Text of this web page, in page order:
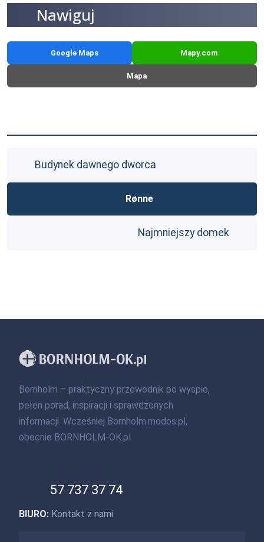
Nawiguj
Google Maps Mapy.com
Mapa
Budynek dawnego dworca
Rønne
Najmniejszy domek
Bornholm – praktyczny przewodnik po wyspie,
pełen porad, inspiracji i sprawdzonych
informacji. Wcześniej Bornholm.modos.pl,
obecnie BORNHOLM-OK.pl
57 737 37 74
BIURO: Kontakt z nami